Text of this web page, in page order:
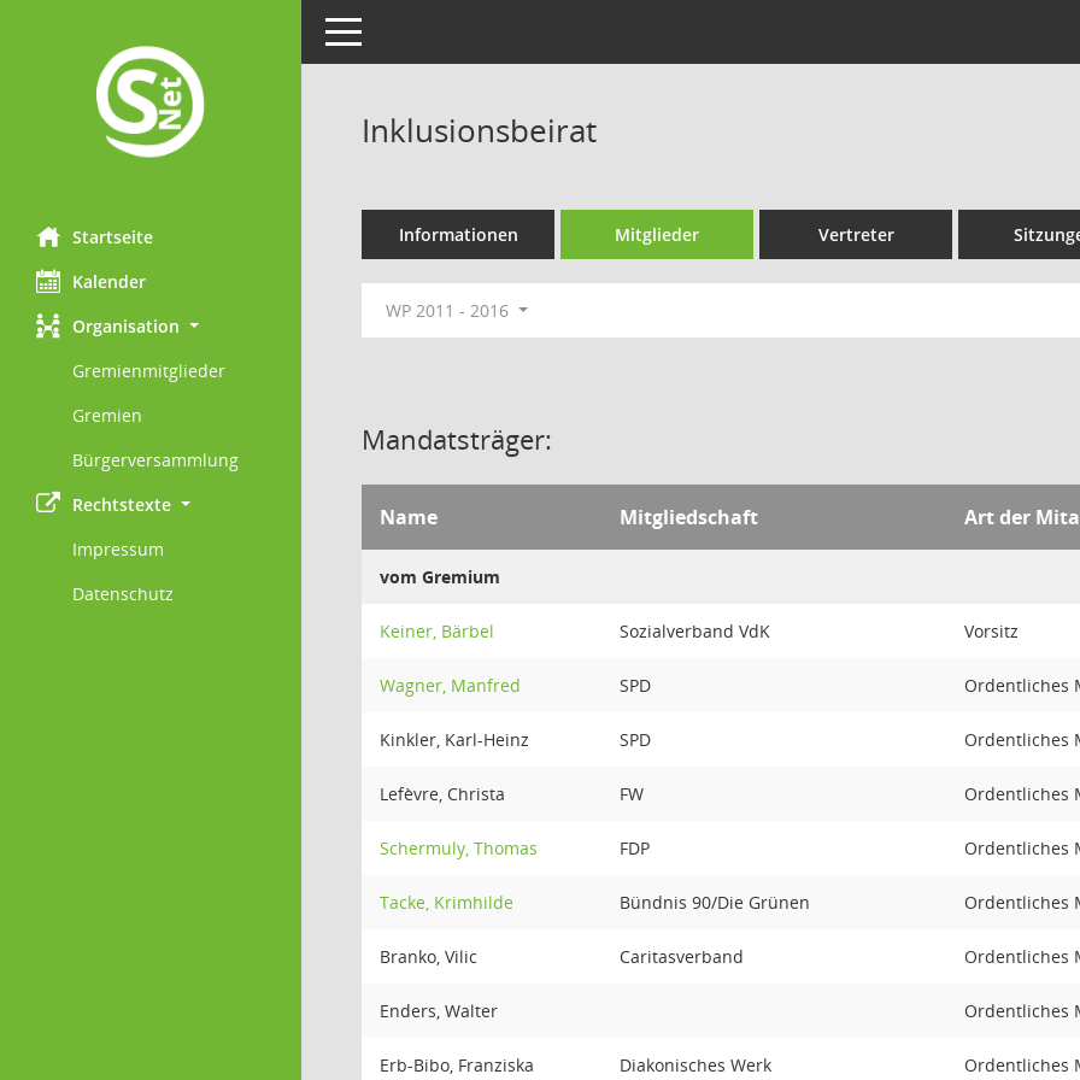
Startseite
Kalender
Organisation
Gremienmitglieder
Gremien
Bürgerversammlung
Rechtstexte
Impressum
Datenschutz
Toggle navigation
Inklusionsbeirat
Informationen Mitglieder Vertreter
WP 2011 - 2016
Mandatsträger:
Name Mitgliedschaft Art der
vom Gremium
Keiner, Bärbel Sozialverband VdK Vorsitz
Wagner, Manfred SPD Ordentliches
Kinkler, Karl-Heinz SPD Ordentliches
Lefèvre, Christa FW Ordentliches
Schermuly, Thomas FDP Ordentliches
Tacke, Krimhilde Bündnis 90/Die Grünen Ordentliches
Branko, Vilic Caritasverband Ordentliches
Enders, Walter Ordentliches
Erb-Bibo, Franziska Diakonisches Werk Ordentliches